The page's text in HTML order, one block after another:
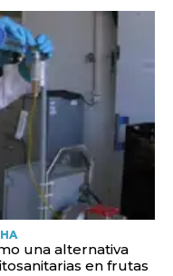
una alternativa
en frutas